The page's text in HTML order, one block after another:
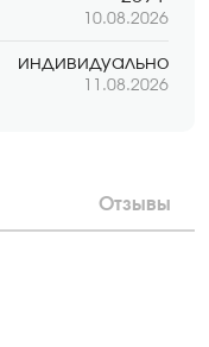
10.08.2026
индивидуально
11.08.2026
Отзывы